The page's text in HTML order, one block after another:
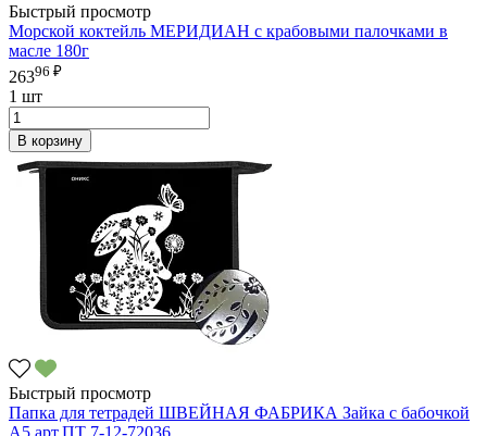
Быстрый просмотр
Морской коктейль МЕРИДИАН с крабовыми палочками в
масле 180г
26396 ₽
1 шт
В корзину
Быстрый просмотр
Папка для тетрадей ШВЕЙНАЯ ФАБРИКА Зайка с бабочкой
А5 арт.ПТ 7-12-72036